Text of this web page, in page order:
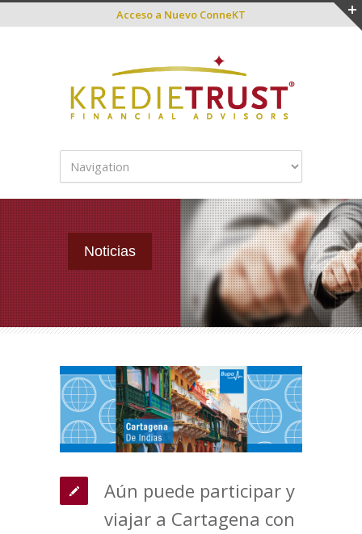
Acceso a Nuevo ConneKT
Noticias
Aún puede participar y
viajar a Cartagena con